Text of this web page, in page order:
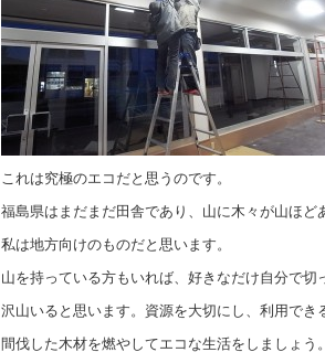
これは究極のエコだと思うのです。
福島県はまだまだ田舎であり、山に木々が山ほど
私は地方向けのものだと思います。
山を持っている方もいれば、好きなだけ自分で切
沢山いると思います。資源を大切にし、利用でき
間伐した木材を燃やしてエコな生活をしましょう